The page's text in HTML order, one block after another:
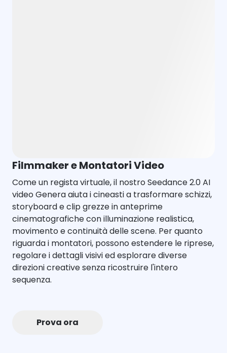
Filmmaker e Montatori Video
Come un regista virtuale, il nostro Seedance 2.0 AI
video Genera aiuta i cineasti a trasformare schizzi,
storyboard e clip grezze in anteprime
cinematografiche con illuminazione realistica,
movimento e continuità delle scene. Per quanto
riguarda i montatori, possono estendere le riprese,
regolare i dettagli visivi ed esplorare diverse
direzioni creative senza ricostruire l'intero
sequenza.
Prova ora